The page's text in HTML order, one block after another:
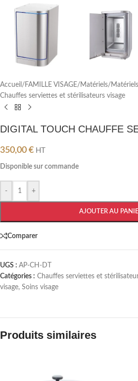
Accueil / FAMILLE VISAGE/ Matériels/
Chauffes serviettes et stérilisateurs visage
DIGITAL TOUCH CHAUFFE
350,00 € HT
Disponible sur commande
- +
AJOUTER AU
Comparer
UGS : AP-CH-DT
Catégories : Chauffes serviettes et
visage, Soins visage
Produits similaires